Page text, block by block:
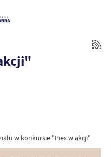
w konkursie "Pies w akcji".